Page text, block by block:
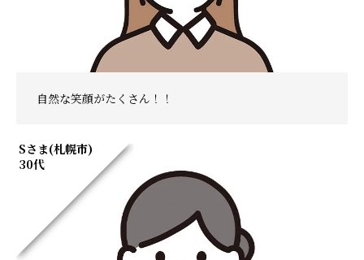
自然な笑顔がたくさん！！
Sさま(札幌市)
30代